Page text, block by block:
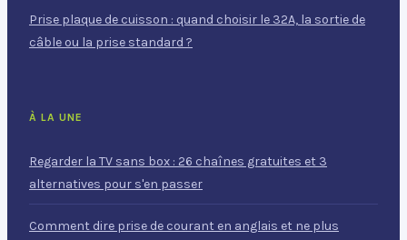
Prise plaque de cuisson : quand choisir le 32A, la sortie de
câble ou la prise standard ?
À LA UNE
Regarder la TV sans box : 26 chaînes gratuites et 3
alternatives pour s'en passer
Comment dire prise de courant en anglais et ne plus